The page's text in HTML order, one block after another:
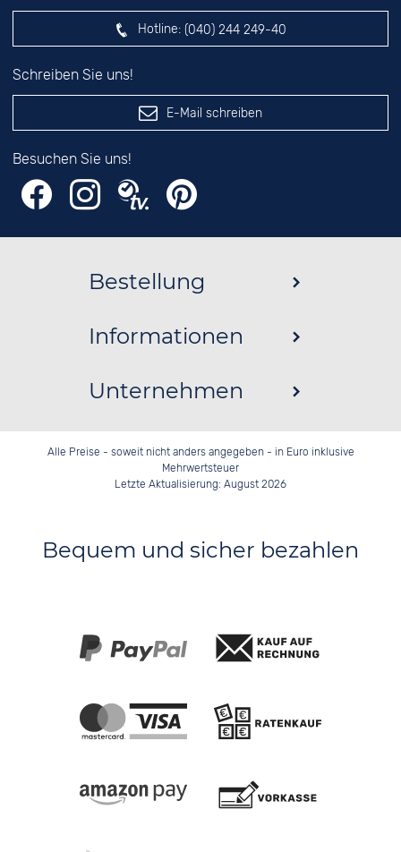
Hotline: (040) 244 249-40
Schreiben Sie uns!
E-Mail schreiben
Besuchen Sie uns!
Bestellung
Informationen
Unternehmen
Alle Preise - soweit nicht anders angegeben - in Euro inklusive
Mehrwertsteuer
Letzte Aktualisierung: August 2026
Bequem und sicher bezahlen